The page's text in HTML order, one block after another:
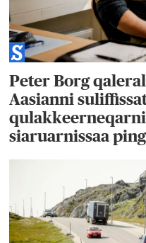
Peter Borg
Aasianni
siaruarnissaa